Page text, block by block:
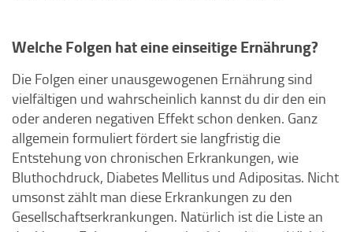
Welche Folgen hat eine einseitige Ernährung?
Die Folgen einer unausgewogenen Ernährung sind
vielfältigen und wahrscheinlich kannst du dir den ein
oder anderen negativen Effekt schon denken. Ganz
allgemein formuliert fördert sie langfristig die
Entstehung von chronischen Erkrankungen, wie
Bluthochdruck, Diabetes Mellitus und Adipositas. Nicht
umsonst zählt man diese Erkrankungen zu den
Gesellschaftserkrankungen. Natürlich ist die Liste an